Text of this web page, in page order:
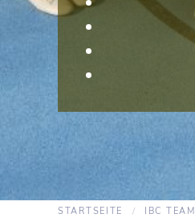
STARTSEITE IBC TEAM